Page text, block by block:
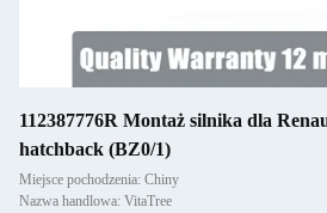
112387776R Montaż silnika dla
hatchback (BZ0/1)
Miejsce pochodzenia: Chiny
Nazwa handlowa: VitaTree